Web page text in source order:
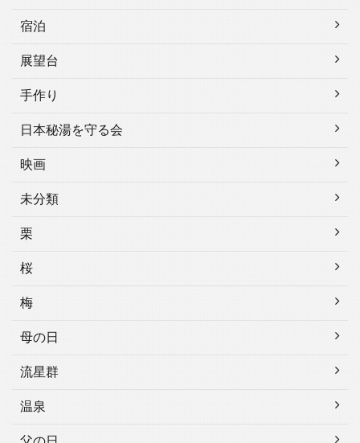
宿泊
展望台
手作り
日本秘湯を守る会
映画
未分類
栗
桜
梅
母の日
流星群
温泉